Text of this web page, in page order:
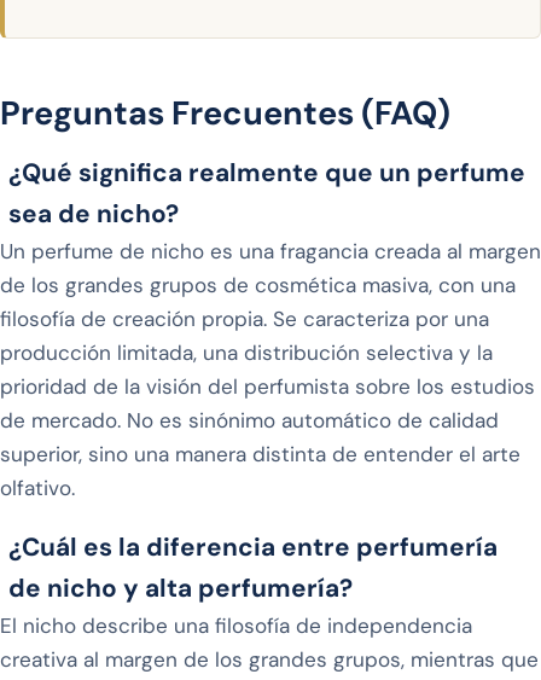
Preguntas Frecuentes (FAQ)
¿Qué significa realmente que un perfume
sea de nicho?
Un perfume de nicho es una fragancia creada al margen
de los grandes grupos de cosmética masiva, con una
filosofía de creación propia. Se caracteriza por una
producción limitada, una distribución selectiva y la
prioridad de la visión del perfumista sobre los estudios
de mercado. No es sinónimo automático de calidad
superior, sino una manera distinta de entender el arte
olfativo.
¿Cuál es la diferencia entre perfumería
de nicho y alta perfumería?
El nicho describe una filosofía de independencia
creativa al margen de los grandes grupos, mientras que